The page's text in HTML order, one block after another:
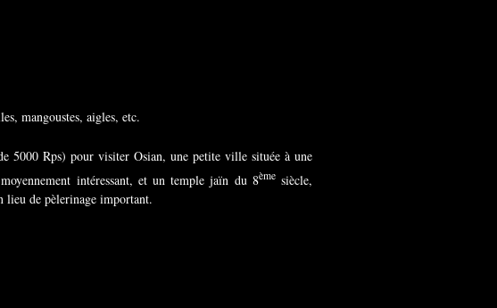
mangoustes, aigles, etc.
5000 Rps) pour visiter Osian, une petite ville située à une
intéressant, et un temple jaïn du 8èmesiècle,
lieu de pèlerinage important.